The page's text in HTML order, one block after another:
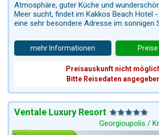
Atmosphäre, guter Küche und
Meer sucht, findet im Kakkos Beach Hotel
eine sehr besondere Adresse im sonnigen
mehr Informationen
Preisauskunft nicht
Bitte Reisedaten
Ventale Luxury Resort
Georgioupolis /